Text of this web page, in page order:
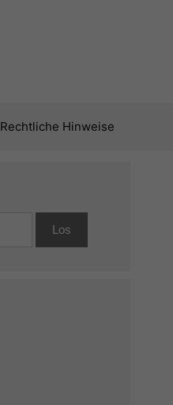
Rechtliche Hinweise